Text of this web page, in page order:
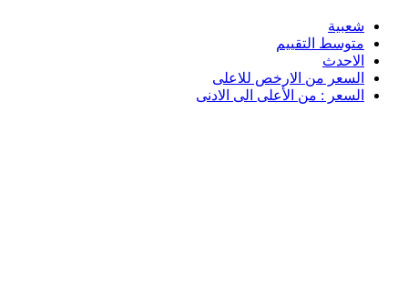
شعبية
متوسط التقييم
الاحدث
السعر من الارخص للاعلى
السعر : من الأعلى الى الادنى